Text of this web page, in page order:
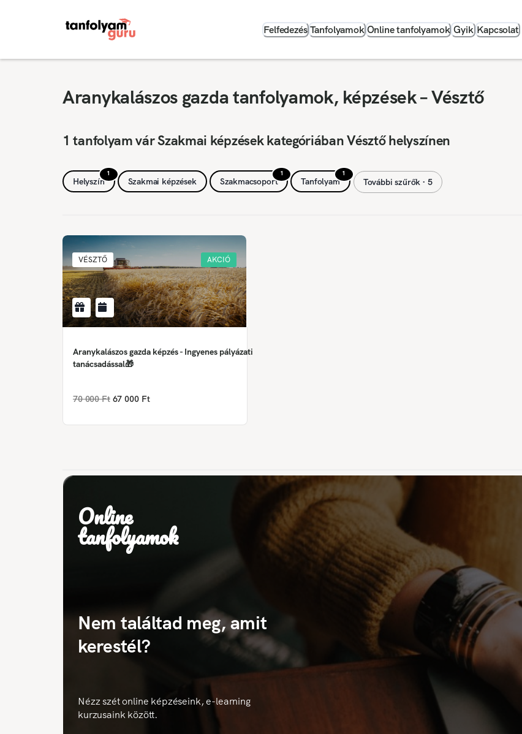
Felfedezés Tanfolyamok Online tanfolyamok Gyik Kapcsolat
Aranykalászos gazda tanfolyamok, képzések – Vésztő
1 tanfolyam vár Szakmai képzések kategóriában Vésztő helyszínen
1
Helyszín Szakmai képzések
1
Szakmacsoport
1
Tanfolyam További szűrők ∙ 5
VÉSZTŐ AKCIÓ
Aranykalászos gazda képzés - Ingyenes pályázati
tanácsadással🎁
70 000 Ft 67 000 Ft
Online
tanfolyamok
Nem találtad meg, amit
kerestél?
Nézz szét online képzéseink, e-learning
kurzusaink között.